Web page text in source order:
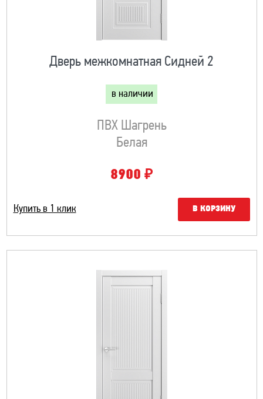
Дверь межкомнатная Сидней 2
в наличии
ПВХ Шагрень
Белая
8900 ₽
Купить в 1 клик В КОРЗИНУ